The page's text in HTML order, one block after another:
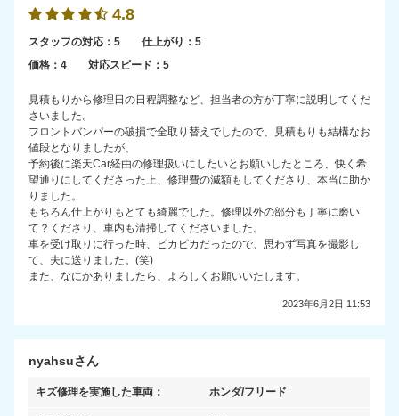
4.8
スタッフの対応： 5 仕上がり： 5
価格： 4 対応スピード： 5
見積もりから修理日の日程調整など、担当者の方が丁寧に説明してくだ
さいました。
フロントバンパーの破損で全取り替えでしたので、見積もりも結構なお
値段となりましたが、
予約後に楽天Car経由の修理扱いにしたいとお願いしたところ、快く希
望通りにしてくださった上、修理費の減額もしてくださり、本当に助か
りました。
もちろん仕上がりもとても綺麗でした。修理以外の部分も丁寧に磨い
て？くださり、車内も清掃してくださいました。
車を受け取りに行った時、ピカピカだったので、思わず写真を撮影し
て、夫に送りました。(笑)
また、なにかありましたら、よろしくお願いいたします。
2023年6月2日 11:53
nyahsuさん
キズ修理を実施した車両： ホンダ/フリード